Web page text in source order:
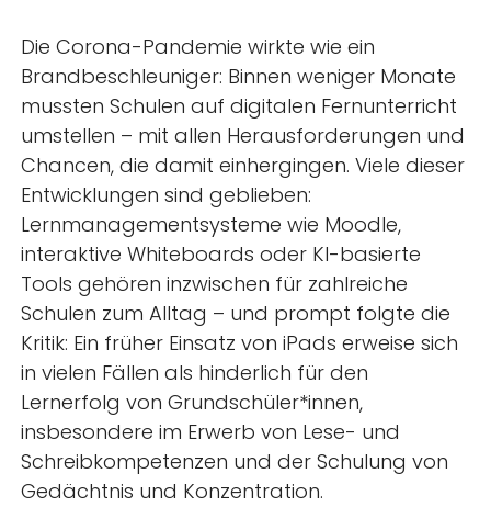
Die Corona-Pandemie wirkte wie ein
Brandbeschleuniger: Binnen weniger Monate
mussten Schulen auf digitalen Fernunterricht
umstellen – mit allen Herausforderungen und
Chancen, die damit einhergingen. Viele dieser
Entwicklungen sind geblieben:
Lernmanagementsysteme wie Moodle,
interaktive Whiteboards oder KI-basierte
Tools gehören inzwischen für zahlreiche
Schulen zum Alltag – und prompt folgte die
Kritik: Ein früher Einsatz von iPads erweise sich
in vielen Fällen als hinderlich für den
Lernerfolg von Grundschüler*innen,
insbesondere im Erwerb von Lese- und
Schreibkompetenzen und der Schulung von
Gedächtnis und Konzentration.